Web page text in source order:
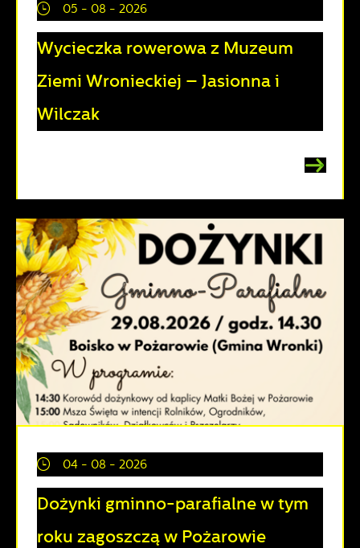
05 - 08 - 2026
Wycieczka rowerowa z Muzeum
Ziemi Wronieckiej – Jasionna i
Wilczak
04 - 08 - 2026
Dożynki gminno-parafialne w tym
roku zagoszczą w Pożarowie